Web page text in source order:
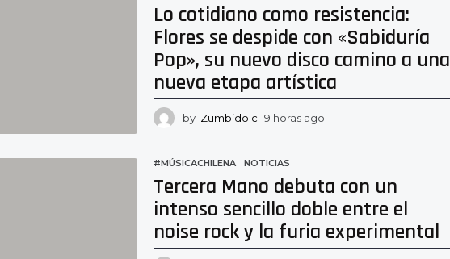
s
g
o
Lo cotidiano como resistencia:
Flores se despide con «Sabiduría
Pop», su nuevo disco camino a una
nueva etapa artística
by Zumbido.cl 9 horas ago
s
a
g
o
#MÚSICACHILENA ,NOTICIAS
Tercera Mano debuta con un
intenso sencillo doble entre el
noise rock y la furia experimental